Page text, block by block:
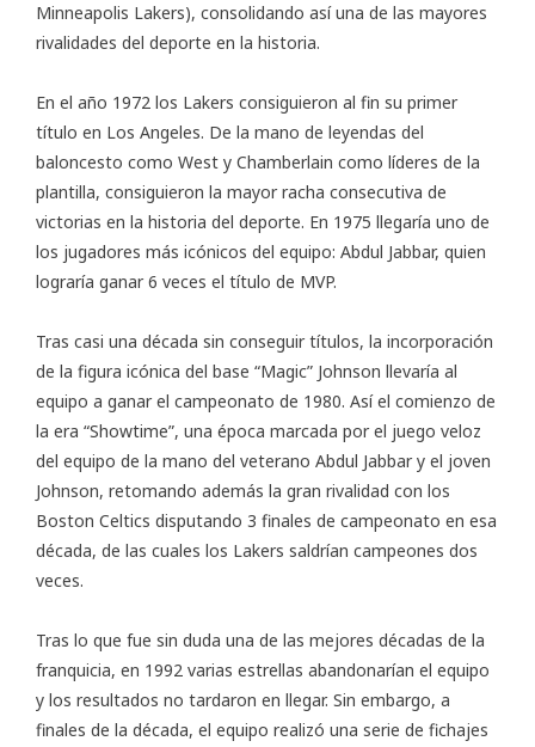
Minneapolis Lakers), consolidando así una de las mayores
rivalidades del deporte en la historia.
En el año 1972 los Lakers consiguieron al fin su primer
título en Los Angeles. De la mano de leyendas del
baloncesto como West y Chamberlain como líderes de la
plantilla, consiguieron la mayor racha consecutiva de
victorias en la historia del deporte. En 1975 llegaría uno de
los jugadores más icónicos del equipo: Abdul Jabbar, quien
lograría ganar 6 veces el título de MVP.
Tras casi una década sin conseguir títulos, la incorporación
de la figura icónica del base “Magic” Johnson llevaría al
equipo a ganar el campeonato de 1980. Así el comienzo de
la era “Showtime”, una época marcada por el juego veloz
del equipo de la mano del veterano Abdul Jabbar y el joven
Johnson, retomando además la gran rivalidad con los
Boston Celtics disputando 3 finales de campeonato en esa
década, de las cuales los Lakers saldrían campeones dos
veces.
Tras lo que fue sin duda una de las mejores décadas de la
franquicia, en 1992 varias estrellas abandonarían el equipo
y los resultados no tardaron en llegar. Sin embargo, a
finales de la década, el equipo realizó una serie de fichajes